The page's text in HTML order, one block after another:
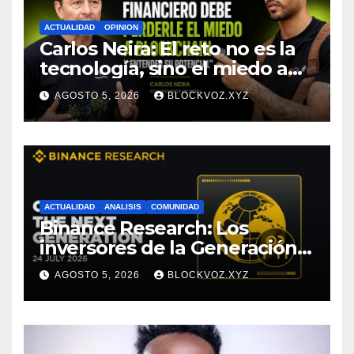
ACTUALIDAD OPINION
Carlos Neira: El reto no es la
tecnología, sino el miedo a
entenderla
AGOSTO 5, 2026 BLOCKVOZ.XYZ
ACTUALIDAD ANALISIS COMUNIDAD
Binance Research: Los
inversores de la Generación Z
empiezan más jóvenes y
muestran mayor disciplina
financiera
AGOSTO 5, 2026 BLOCKVOZ.XYZ